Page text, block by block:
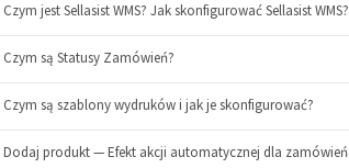
-
+
Czym jest Sellasist WMS? Jak skonfigurować Sellasist WMS?
+
Czym są Statusy Zamówień?
Czym są szablony wydruków i jak je skonfigurować?
Dodaj produkt — Efekt akcji automatycznej dla zamówień